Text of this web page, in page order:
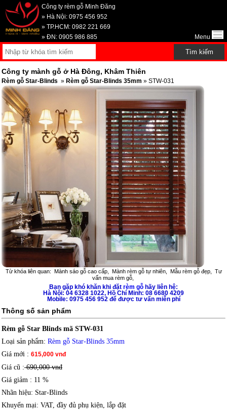
Công ty rèm gỗ Minh Đăng
» Hà Nội: 0975 456 952
» TP.HCM: 0982 221 669
» ĐN: 0905 986 885
Menu
Công ty mành gỗ ở Hà Đông, Khâm Thiên
Rèm gỗ Star-Blinds » Rèm gỗ Star-Blinds 35mm » STW-031
Từ khóa liên quan: Mành sáo gỗ cao cấp, Mành rèm gỗ tự nhiên, Mẫu rèm gỗ đẹp, Tư
vấn mua rèm gỗ,
Bạn gặp khó khăn khi đặt rèm gỗ hãy liên hệ:
Hà Nội: 04 6328 1022, Hồ Chí Minh: 08 6680 4209
Mobile: 0975 456 952 để được tư vấn miễn phí
Thông số sản phẩm
Rèm gỗ Star Blinds mã STW-031
Loại sản phẩm: Rèm gỗ Star-Blinds 35mm
Giá mới : 615,000 vnđ
Giá cũ :690,000 vnđ
Giá giảm : 11 %
Nhãn hiệu: Star-Blinds
Khuyến mại: VAT, đầy đủ phụ kiện, lắp đặt